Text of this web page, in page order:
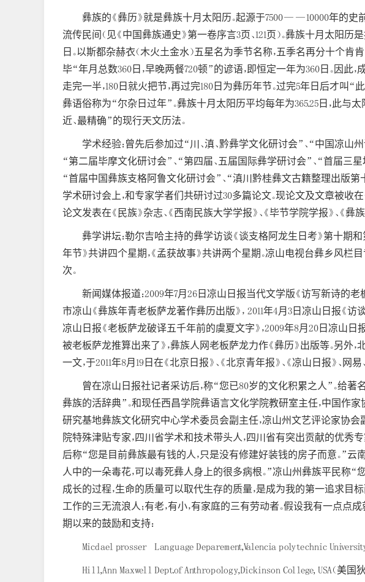
彝族的《彝历》就是彝族十月太阳历。起源于7500——10000年的史
流传民间（见《中国彝族通史》第一卷序言3页、121页）。彝族十月太阳
日。以斯都杂赫衣（木火土金水）五星名为季节名称，五季名再分十个
毕“年月总数360日，早晚两餐720顿”的谚语，即恒定一年为360日。因此
走完一半，180日就火把节，再过完180日为彝历年节。过完5年日后才
彝语俗称为“尔杂日过年”。彝族十月太阳历平均每年为365.25日，此与
近、最精确”的现行天文历法。
学术经验：曾先后参加过“川、滇、黔彝学文化研讨会”、“中国凉
“第二届毕摩文化研讨会”、“第四届、五届国际彝学研讨会”、“首届三
“首届中国彝族支格阿鲁文化研讨会”、“滇川黔桂彝文古籍整理出版
学术研讨会上，和专家学者们共研讨过30多篇论文。现论文及文章被收在
论文发表在《民族》杂志、《西南民族大学学报》、《毕节学院学报》、
彝学讲坛：勒尔吉哈主持的彝学访谈《谈支格阿龙生日考》第十期和
年节》共讲四个星期，《孟获故事》共讲两个星期。凉山电视台彝乡风栏
次。
新闻媒体报道：2009年7月26日凉山日报当代文学版《访写新诗的老
市凉山《彝族年青老板萨龙著作彝历出版》， 2011年4月3日凉山日报《访
凉山日报《老板萨龙破译五千年前的虞夏文字》，2009年8月20日凉山
被老板萨龙推算出来了》，彝族人网老板萨龙力作《彝历》出版等。另
一文，于2011年8月19日在《北京日报》、《北京青年报》、《凉山日报》、
曾在凉山日报社记者采访后，称“您已80岁的文化积累之人”。给
彝族的活辞典”。和现任西昌学院彝语言文化学院教研室主任，中国作
研究基地彝族文化研究中心学术委员会副主任，凉山州文艺评论家协会
院特殊津贴专家，四川省学术和技术带头人，四川省有突出贡献的优秀
后称“您是目前彝族最有钱的人，只是没有修建好装钱的房子而意。”
人中的一朵毒花，可以毒死彝人身上的很多病根。”凉山州彝族平民称“
成长的过程，生命的质量可以取代生存的质量，是成为我的第一追求目标
工作的三无流浪人；有老，有小，有家庭的三有劳动者。假设我有一点
期以来的鼓励和支持：
Micdael prosser Language Deparement,Valencia polytechnic
Hill,Ann Maxwell Dept.of Anthropology,Dickinson College, USA（美